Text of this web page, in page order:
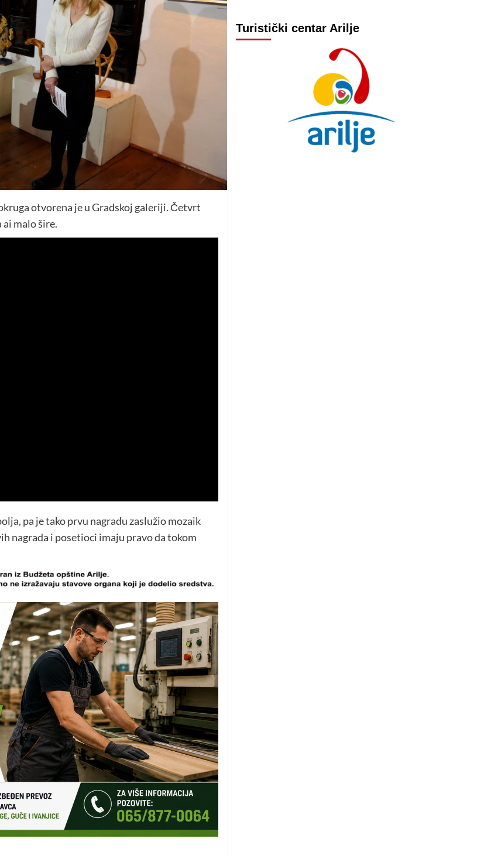
otvorena je u Gradskoj galeriji. Četvrt
malo šire.
pa je tako prvu nagradu zaslužio mozaik
nagrada i posetioci imaju pravo da tokom
Turistički centar Arilje